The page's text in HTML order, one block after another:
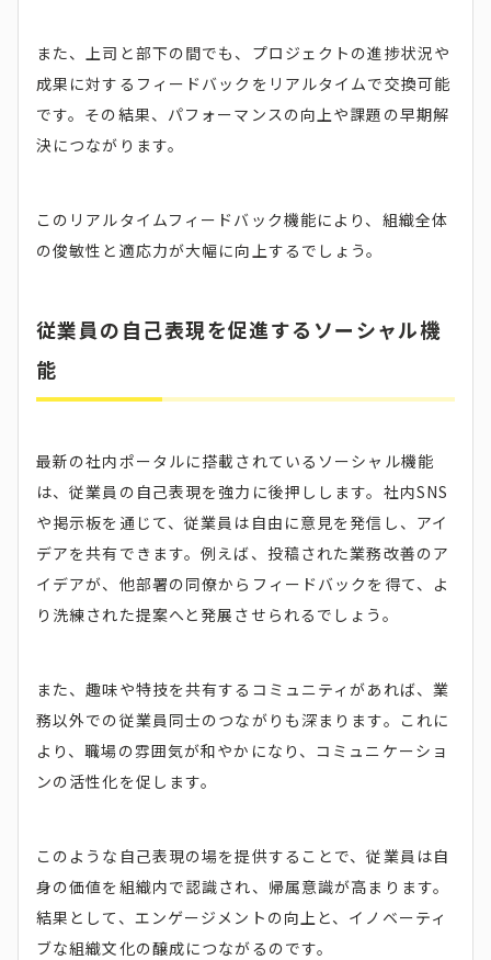
また、上司と部下の間でも、プロジェクトの進捗状況や
成果に対するフィードバックをリアルタイムで交換可能
です。その結果、パフォーマンスの向上や課題の早期解
決につながります。
このリアルタイムフィードバック機能により、組織全体
の俊敏性と適応力が大幅に向上するでしょう。
従業員の自己表現を促進するソーシャル機
能
最新の社内ポータルに搭載されているソーシャル機能
は、従業員の自己表現を強力に後押しします。社内SNS
や掲示板を通じて、従業員は自由に意見を発信し、アイ
デアを共有できます。例えば、投稿された業務改善のア
イデアが、他部署の同僚からフィードバックを得て、よ
り洗練された提案へと発展させられるでしょう。
また、趣味や特技を共有するコミュニティがあれば、業
務以外での従業員同士のつながりも深まります。これに
より、職場の雰囲気が和やかになり、コミュニケーショ
ンの活性化を促します。
このような自己表現の場を提供することで、従業員は自
身の価値を組織内で認識され、帰属意識が高まります。
結果として、エンゲージメントの向上と、イノベーティ
ブな組織文化の醸成につながるのです。